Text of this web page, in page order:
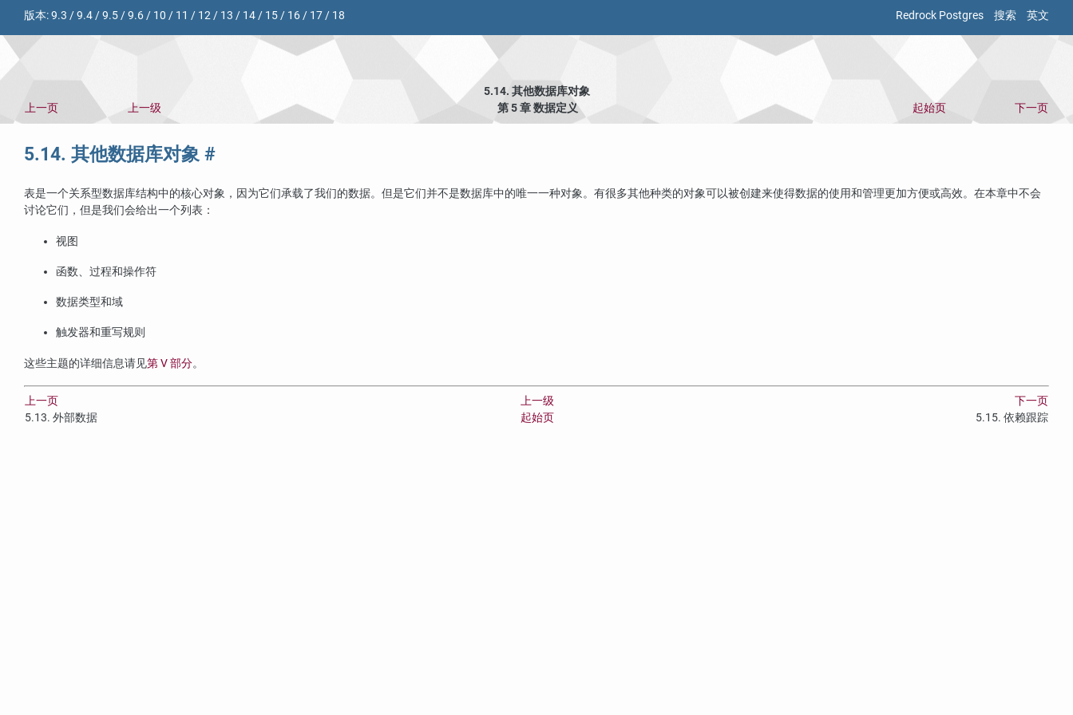
Redrock Postgres 搜索 英文
版本:9.3 /9.4/9.5/9.6/ 10 / 11 / 12/ 13 / 14/ 15/ 16/ 17/ 18
5.14. 其他数据库对象
上一页
上一级 第 5 章 数据定义 起始页 下一页
5.14. 其他数据库对象 #
表是一个关系型数据库结构中的核心对象，因为它们承载了我们的数据。但是它们并不是数据库中的唯一一种对象。有很多其他种类的对象可以被创建来使得数据的使用和管理更加方便或高效。在本章中不会
讨论它们，但是我们会给出一个列表：
视图
函数、过程和操作符
数据类型和域
触发器和重写规则
这些主题的详细信息请见第 V 部分。
上一页 上一级
下一页
5.13. 外部数据
起始页 5.15. 依赖跟踪